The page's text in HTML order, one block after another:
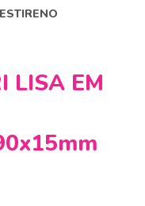
LISA EM